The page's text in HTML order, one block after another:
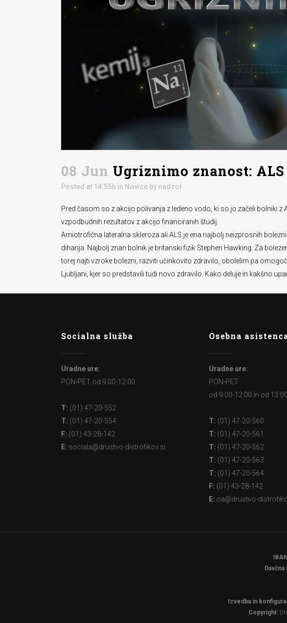
08 Jun Ugriznimo znanost: ALS
Posted at 14:55h in Novice by nadzor
Pred časom so z akcijo polivanja z ledeno vodo, ki so jo začeli bolniki
vzpodbudnih rezultatov z akcijo financiranih študij.
Amiotrofična lateralna skleroza ali ALS je ena najbolj neizprosnih
dihanja. Najbolj znan bolnik je britanski fizik Stephen Hawking. Za
torej najti vzroke bolezni, razviti učinkovito zdravilo, obolelim pa
Ljubljani, kjer so predstavili tudi novo zdravilo. Kako deluje in kakšno
Socialna služba
Uradne ure:
PON-PET od 9:00-12:00
T: (01) 47-20-552
T: (01) 47-20-554
F: (01) 43-28-142
E: sociala@drustvo-distrofikov.si
Osebna
Uradne ure:
PON-PET
od 9:00-12:00 in od
T: (01) 47-20-560
T: (01) 47-20-561
T: (01) 47-20-562
T: (01) 47-20-563
T: (01) 47-20-564
F: (01) 43-28-142
E: oa@drustvo-
Izvedba in
Copyright: